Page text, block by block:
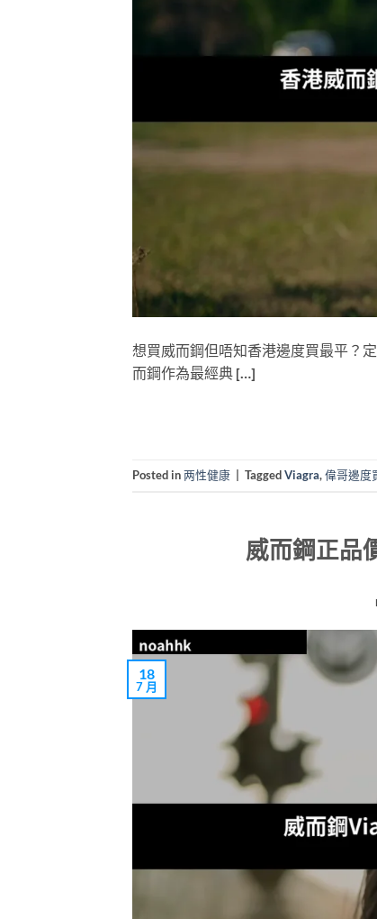
想買威而鋼但唔知香港邊度買最平？
而鋼作為最經典 […]
Posted in两性健康 TaggedViagra,偉哥邊度
威而鋼正品
18
7 月